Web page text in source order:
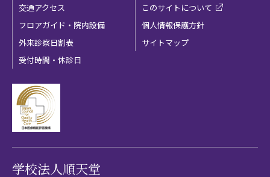
交通アクセス
フロアガイド・院内設備
外来診察日割表
受付時間・休診日
このサイトについて
個人情報保護方針
サイトマップ
学校法人順天堂